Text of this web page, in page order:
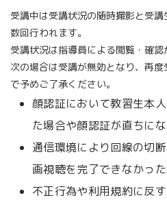
受講中は受講状況の随時撮影と受
数回行われます。
受講状況は指導員による閲覧・確認
次の場合は受講が無効となり、再
で予めご了承ください。
顔認証において教習生本
た場合や顔認証が直ちに
通信環境により回線の切
画視聴を完了できなかっ
不正行為や利用規約に反